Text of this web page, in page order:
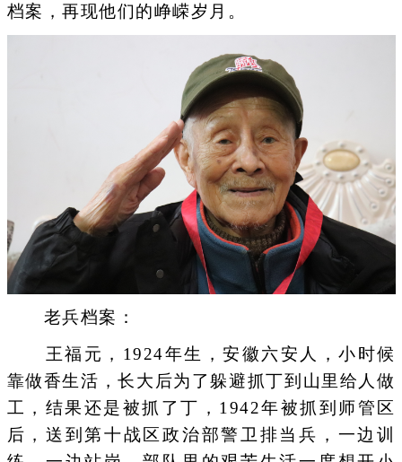
档案，再现他们的峥嵘岁月。
老兵档案：
王福元，1924年生，安徽六安人，小时候
靠做香生活，长大后为了躲避抓丁到山里给人做
工，结果还是被抓了丁，1942年被抓到师管区
后，送到第十战区政治部警卫排当兵，一边训